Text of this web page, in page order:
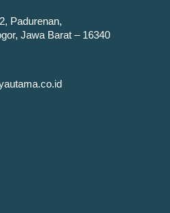
Padurenan,
Jawa Barat – 16340